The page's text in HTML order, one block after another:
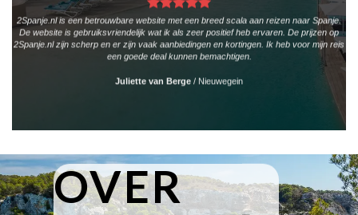
2Spanje.nl is een betrouwbare website met een breed scala aan reizen naar Spanje.
De website is gebruiksvriendelijk wat ik als zeer positief heb ervaren. De prijzen op
2Spanje.nl zijn scherp en er zijn vaak aanbiedingen en kortingen. Ik heb voor mijn reis
een goede deal kunnen bemachtigen.
Juliette van Berge / Nieuwegein
OVER